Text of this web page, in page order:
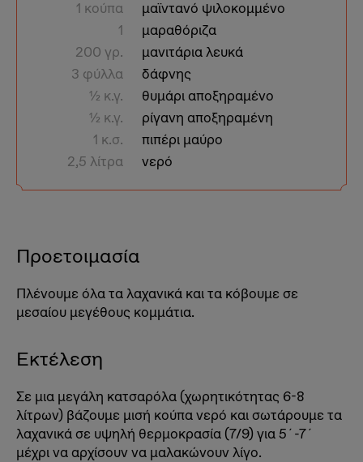
1 κούπα
μαϊντανό ψιλοκομμένο
1
μαραθόριζα
200 γρ.
μανιτάρια λευκά
3 φύλλα
δάφνης
1⁄2 κ.γ.
θυμάρι αποξηραμένο
1⁄2 κ.γ.
ρίγανη αποξηραμένη
1 κ.σ.
πιπέρι μαύρο
2,5 λίτρα
νερό
Προετοιμασία
Πλένουμε όλα τα λαχανικά και τα κόβουμε σε
μεσαίου μεγέθους κομμάτια.
Εκτέλεση
Σε μια μεγάλη κατσαρόλα (χωρητικότητας 6-8
λίτρων) βάζουμε μισή κούπα νερό και σωτάρουμε τα
λαχανικά σε υψηλή θερμοκρασία (7/9) για 5΄-7΄
μέχρι να αρχίσουν να μαλακώνουν λίγο.